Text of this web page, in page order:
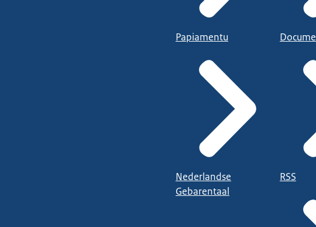
Papiamentu
Nederlandse
Gebarentaal
RSS